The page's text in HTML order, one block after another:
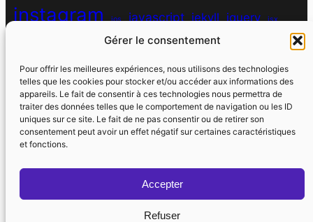
Gérer le consentement
Pour offrir les meilleures expériences, nous utilisons des technologies
telles que les cookies pour stocker et/ou accéder aux informations des
appareils. Le fait de consentir à ces technologies nous permettra de
traiter des données telles que le comportement de navigation ou les ID
uniques sur ce site. Le fait de ne pas consentir ou de retirer son
consentement peut avoir un effet négatif sur certaines caractéristiques
et fonctions.
Accepter
Refuser
instagram ios javascript jekyll jquery jsx
masonry media queries mysql navigation
personnel php pixel plugin
programmation objet python quotes react regex responsive run
réseaux sociaux
sport spotify spécificité static site generator steve jobs
strava utile
watchos wdapéro